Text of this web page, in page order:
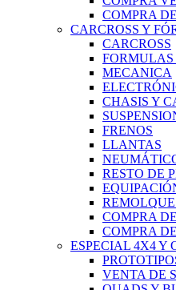
COMPRA
CARCROSS Y
CARCROSS
FORMULAS
MECANICA
CHASIS Y
FRENOS
LLANTAS
RESTO DE
COMPRA
COMPRA
ESPECIAL 4X4 Y
VENTA DE